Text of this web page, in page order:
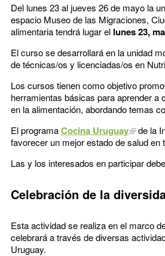
Del lunes 23 al jueves 26 de mayo la
espacio Museo de las Migraciones,
alimentaria tendrá lugar el lunes 23,
El curso se desarrollará en la unidad
de técnicas/os y licenciadas/os en
Los cursos tienen como objetivo
herramientas básicas para aprender a
en la alimentación, abordando temas
El programaCocina Uruguay de la
favorecer un mejor estado de salud en
Las y los interesados en participar
Celebración de la
Esta actividad se realiza en el marco
celebrará a través de diversas
Uruguay.